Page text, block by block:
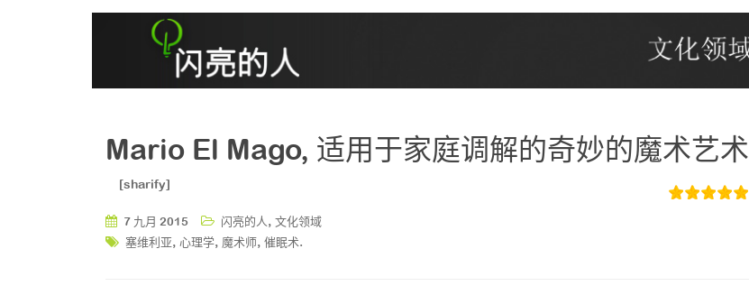
Mario El Mago, 适用于家庭调解的奇妙的魔术艺术
[sharify]
7 九月 2015 闪亮的人 , 文化领域
塞维利亚, 心理学, 魔术师, 催眠术.